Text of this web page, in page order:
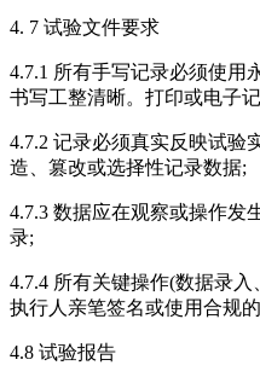
4. 7 试验文件要求
4.7.1 所有手写记录必须使用
书写工整清晰。打印或电子
4.7.2 记录必须真实反映试验
造、篡改或选择性记录数据;
4.7.3 数据应在观察或操作发
录;
4.7.4 所有关键操作(数据录
执行人亲笔签名或使用合规
4.8 试验报告